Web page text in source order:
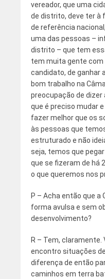
vereador, que uma
de distrito, deve ter à
de referência
uma das pessoas –
distrito – que tem
tem muita gente com
candidato, de ganhar
bom trabalho na
preocupação de dizer
que é preciso mudar
fazer melhor que os
às pessoas que
estruturado e não
seja, temos que
que se fizeram de há
o que queremos nos
P – Acha então que a
forma avulsa e sem
desenvolvimento?
R – Tem, claramente.
encontro situações
diferença de então
caminhos em terra